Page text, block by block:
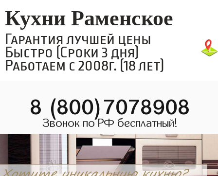
Кухни Раменское
Гарантия лучшей цены
Быстро (Сроки 3 дня)
Работаем с 2008г. (18 лет)
8 (800)7078908
Звонок по РФ бесплатный!